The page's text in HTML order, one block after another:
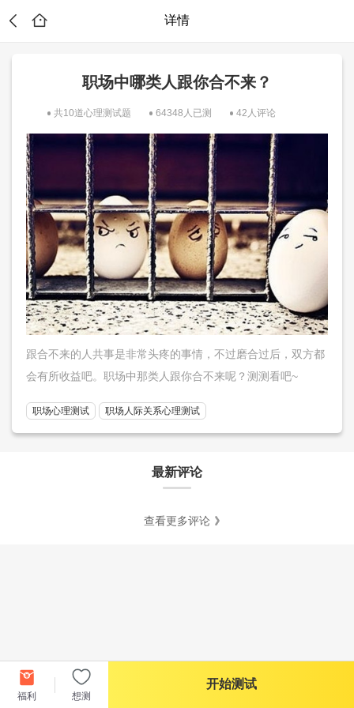
详情
职场中哪类人跟你合不来？
共10道心理测试题 64348人已测 42人评论
跟合不来的人共事是非常头疼的事情，不过磨合过后，双方都
会有所收益吧。职场中那类人跟你合不来呢？测测看吧~
职场心理测试 职场人际关系心理测试
最新评论
查看更多评论
福利 想测
开始测试